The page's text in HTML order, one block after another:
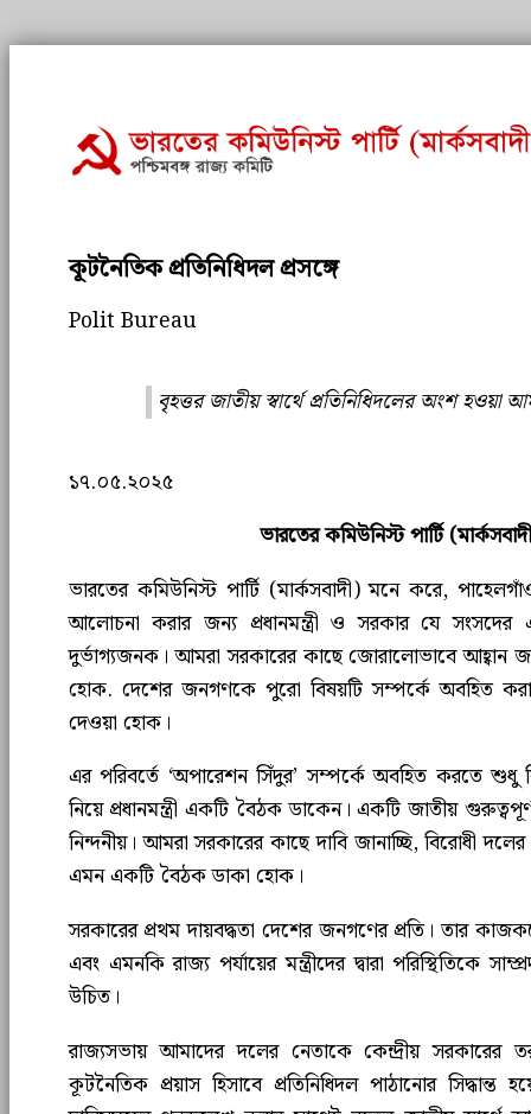
কূটনৈতিক প্রতিনিধিদল প্রসঙ্গে
Polit Bureau
বৃহত্তর জাতীয় স্বার্থে প্রতিনিধিদলের অংশ হওয়া
১৭.০৫.২০২৫
ভারতের কমিউনিস্ট পার্টি
ভারতের কমিউনিস্ট পার্টি (মার্কসবাদী) মনে করে,
আলোচনা করার জন্য প্রধানমন্ত্রী ও সরকার যে
দুর্ভাগ্যজনক। আমরা সরকারের কাছে জোরালোভাবে আহ্বান
হোক. দেশের জনগণকে পুরো বিষয়টি সম্পর্কে অবহিত
দেওয়া হোক।
এর পরিবর্তে ‘অপারেশন সিঁদুর’ সম্পর্কে অবহিত করতে শুধু
নিয়ে প্রধানমন্ত্রী একটি বৈঠক ডাকেন। একটি জাতীয়
নিন্দনীয়। আমরা সরকারের কাছে দাবি জানাচ্ছি, বিরোধী দলের
এমন একটি বৈঠক ডাকা হোক।
সরকারের প্রথম দায়বদ্ধতা দেশের জনগণের প্রতি। তার
এবং এমনকি রাজ্য পর্যায়ের মন্ত্রীদের দ্বারা পরিস্থিতিকে
উচিত।
রাজ্যসভায় আমাদের দলের নেতাকে কেন্দ্রীয় সরকারের
কূটনৈতিক প্রয়াস হিসাবে প্রতিনিধিদল পাঠানোর